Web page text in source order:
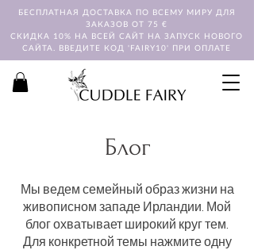
БЕСПЛАТНАЯ ДОСТАВКА ПО ВСЕМУ МИРУ ДЛЯ
ЗАКАЗОВ ОТ 75 €
СКИДКА 10% НА ВСЕЙ САЙТ НА ЗАПУСК НОВОГО
САЙТА. ВВЕДИТЕ КОД 'FAIRY10' ПРИ ОПЛАТЕ
Блог
Мы ведем семейный образ жизни на
живописном западе Ирландии. Мой
блог охватывает широкий круг тем.
Для конкретной темы нажмите одну